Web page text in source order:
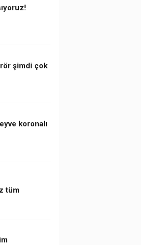
şimdi çok
koronalı
tüm